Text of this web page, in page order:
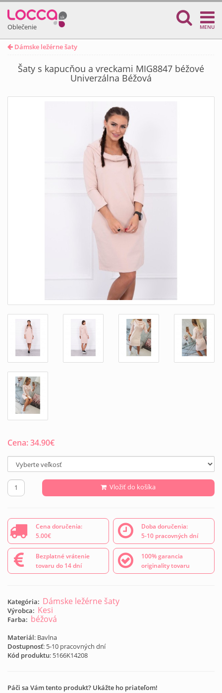
Oblečenie MENU
Dámske ležérne šaty
Šaty s kapucňou a vreckami MIG8847 béžové
Univerzálna Béžová
Cena:34.90€
Vložiť do košíka
Cena doručenia:
5.00€
Doba doručenia:
5-10 pracovných dní
Bezplatné vrátenie
tovaru do 14 dní
100% garancia
originality tovaru
Kategória: Dámske ležérne šaty
Výrobca: Kesi
Farba: béžová
Materiál: Bavlna
Dostupnosť: 5-10 pracovných dní
Kód produktu: 5166K14208
Páči sa Vám tento produkt? Ukážte ho priateľom!